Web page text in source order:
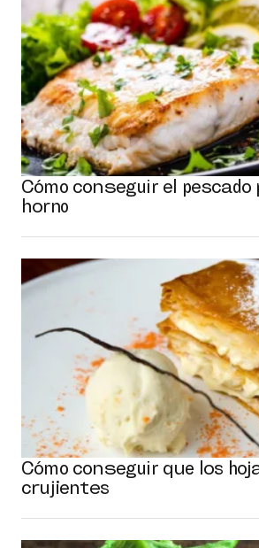
Cómo conseguir el pescado
horno
Cómo conseguir que los
crujientes